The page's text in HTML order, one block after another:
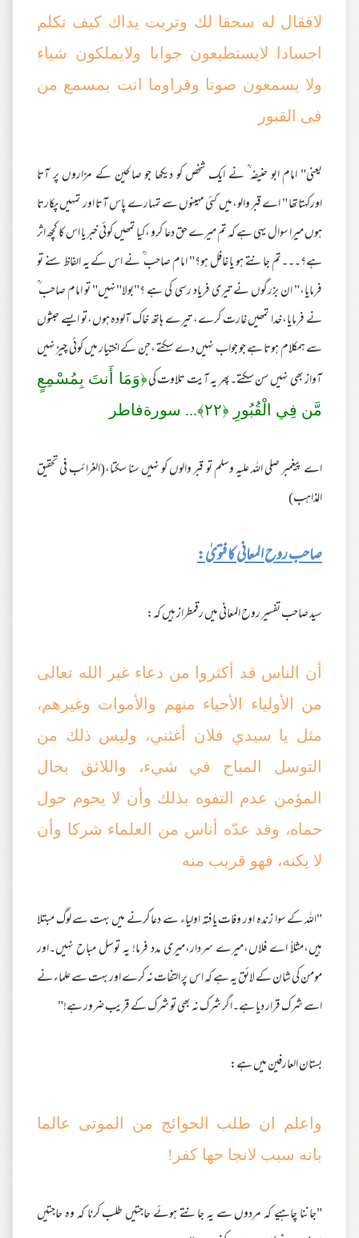
لافقال له سحقا لك وتربت يداك كيف تكلم
اجسادا لايستطيعون جوابا ولايملكون شياء
ولا يسمعون صوتا وقراوما انت بمسمع من
فى القبور
یعنی" امام ابو حنیفہ ؒ نے ایک شخص کو دیکھا جو صالحین کے مزاروں پر آتا
اورکہتاتھا " اے قبر والو،میں کئی مہینوں سے تمہارے پاس آتا اور تمہیں پکارتا
ہوں میرا سوال یہی ہے کہ تم میرے حق دعا کرو ،کیا تمھیں کوئی خبر یا اس کا کچھ اثر
ہے؟۔۔۔تم جانتے ہو یا غافل ہو؟" امام صاحب ؒ نے اس کے یہ الفاظ سنے تو
فرمایا،" ان بزرگوں نے تیری فریاد رسی کی ہے ؟"بولا"نہیں" تو امام صاحب ؒ
نے فرمایا،خدا تمھیں غارت کرے، تیرے ہاتھ خاک آلودہ ہوں،تو ایسے حبثوں
سے ہمکلام ہوتا ہے جو جواب نہیں دے سکتے ،جن کے اختیار میں کوئی چیز نہیں
آواز بھی نہیں سن سکتے۔پھر یہ آیت تلاوت کی﴿وَمَا أَنتَ بِمُسْمِعٍ
مَّن فِي الْقُبُورِ‌ ﴿٢٢﴾... سورةفاطر
اے پیغمبر صلی اللہ علیہ وسلم تو قبر والوں کو نہیں سنا سکتا،(الغرائب فی تحقیق
المذاہب)
صاحب روح المعانی کا فتویٰ:
سید صاحب تفسیر روح المعانی میں رقمطراز ہیں کہ:
أن الناس قد أكثروا من دعاء غير الله تعالى
من الأولياء الأحياء منهم والأموات وغيرهم،
مثل يا سيدي فلان أغثني، وليس ذلك من
التوسل المباح في شيء، واللائق بحال
المؤمن عدم التفوه بذلك وأن لا يحوم حول
حماه، وقد عدّه أناس من العلماء شركا وأن
لا يكنه، فهو قريب منه
"اللہ کے سوا زندہ اور وفات یافتہ اولیاء سے دعا کرنے میں بہت سے لوگ مبتلا
ہیں،مثلاً اے فلاں،میرے سردار،میری مدد فرما! یہ توسل مباح نہیں۔اور
مومن کی شان کے لائق یہ ہے کہ اس پر التفات نہ کرے اور بہت سے علماء نے
اسے شرک قرار دیا ہے۔اگر شرک نہ بھی تو شرک کے قریب ضرور ہے!"
بستان العارفین میں ہے:
واعلم ان طلب الحوائج من الموتى عالما
بانه سبب لانجا حها كفر!
"جاننا چاہیے کہ مردوں سے یہ جانتے ہوئے حاجتیں طلب کرنا کہ وہ حاجتیں